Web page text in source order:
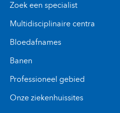
Zoek een specialist
Multidisciplinaire centra
Bloedafnames
Banen
Professioneel gebied
Onze ziekenhuissites